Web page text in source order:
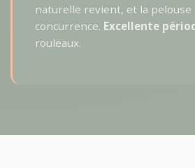
naturelle revient, et la pelouse
concurrence. Excellente
rouleaux.